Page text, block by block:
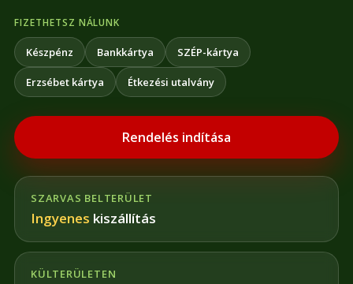
FIZETHETSZ NÁLUNK
Készpénz Bankkártya SZÉP-kártya
Erzsébet kártya Étkezési utalvány
Rendelés indítása
SZARVAS BELTERÜLET
Ingyenes kiszállítás
KÜLTERÜLETEN